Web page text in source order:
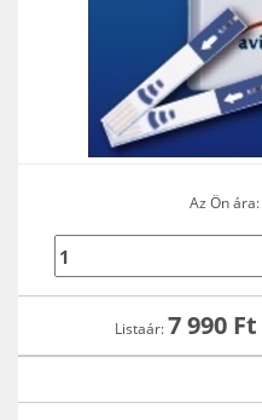
Az Ön ára:
Listaár: 7 990Ft